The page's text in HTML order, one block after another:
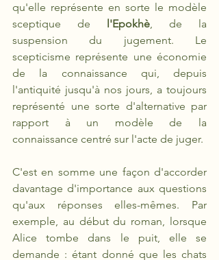
qu'elle représente en sorte le modèle
sceptique de l'Epokhè, de la
suspension du jugement. Le
scepticisme représente une économie
de la connaissance qui, depuis
l'antiquité jusqu'à nos jours, a toujours
représenté une sorte d'alternative par
rapport à un modèle de la
connaissance centré sur l'acte de juger.
C'est en somme une façon d'accorder
davantage d'importance aux questions
qu'aux réponses elles-mêmes. Par
exemple, au début du roman, lorsque
Alice tombe dans le puit, elle se
demande : étant donné que les chats